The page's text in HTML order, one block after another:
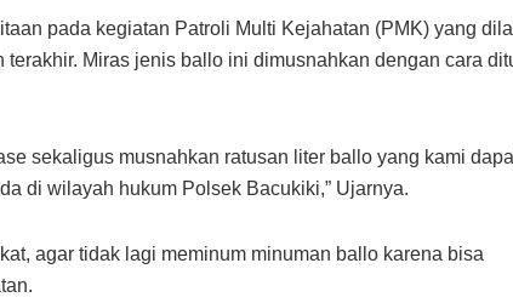
pada kegiatan Patroli Multi Kejahatan (PMK) yang
Miras jenis ballo ini dimusnahkan dengan cara
sekaligus musnahkan ratusan liter ballo yang kami
di wilayah hukum Polsek Bacukiki,” Ujarnya.
agar tidak lagi meminum minuman ballo karena bisa